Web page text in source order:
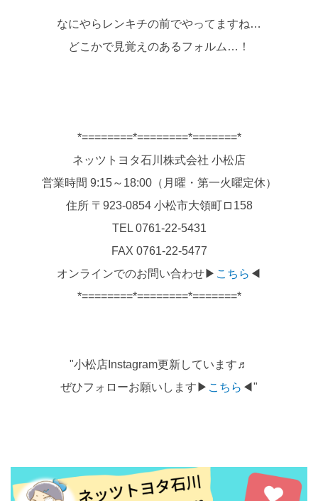
なにやらレンキチの前でやってますね…
どこかで見覚えのあるフォルム…！
*========*========*=======*
ネッツトヨタ石川株式会社 小松店
営業時間 9:15～18:00（月曜・第一火曜定休）
住所 〒923-0854 小松市大領町ロ158
TEL 0761-22-5431
FAX 0761-22-5477
オンラインでのお問い合わせ▶ こちら ◀
*========*========*=======*
"小松店Instagram更新しています♬
ぜひフォローお願いします▶ こちら ◀"